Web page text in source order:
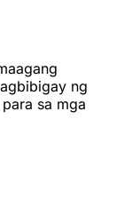
ng
sa mga